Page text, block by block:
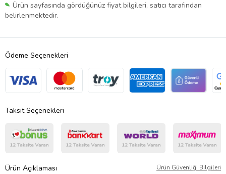
Ürün sayfasında gördüğünüz fiyat bilgileri, satıcı tarafından
belirlenmektedir.
Ödeme Seçenekleri
Taksit Seçenekleri
Ürün Açıklaması Ürün Güvenliği Bilgileri